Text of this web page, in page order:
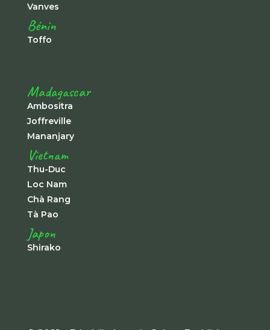
Vanves
Bénin
Toffo
Madagascar
Ambositra
Joffreville
Mananjary
Vietnam
Thu-Duc
Loc Nam
Chà Rang
Tà Pao
Japon
Shirako